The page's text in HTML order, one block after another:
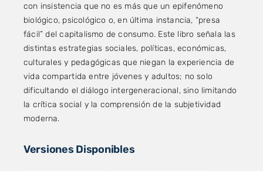
con insistencia que no es más que un epifenómeno
biológico, psicológico o, en última instancia, “presa
fácil” del capitalismo de consumo. Este libro señala las
distintas estrategias sociales, políticas, económicas,
culturales y pedagógicas que niegan la experiencia de
vida compartida entre jóvenes y adultos; no solo
dificultando el diálogo intergeneracional, sino limitando
la crítica social y la comprensión de la subjetividad
moderna.
Versiones Disponibles